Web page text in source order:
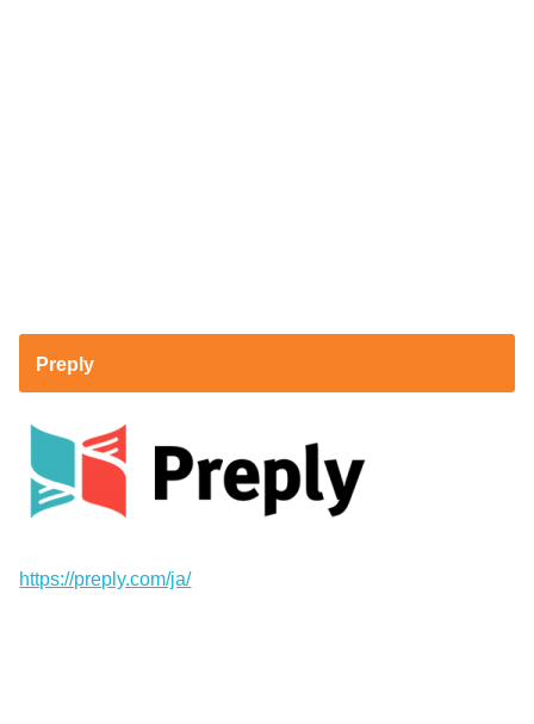
Preply
https://preply.com/ja/